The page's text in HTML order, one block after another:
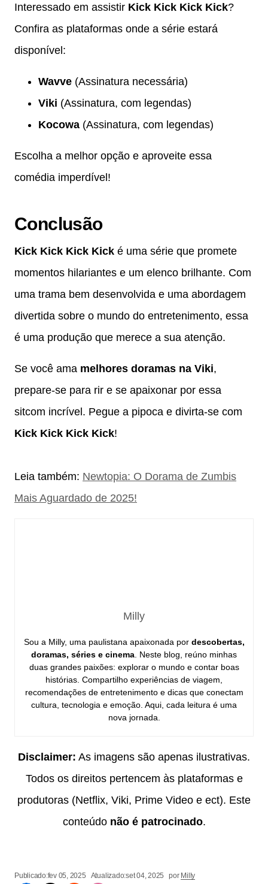
Interessado em assistir Kick Kick Kick Kick?
Confira as plataformas onde a série estará
disponível:
Wavve (Assinatura necessária)
Viki (Assinatura, com legendas)
Kocowa (Assinatura, com legendas)
Escolha a melhor opção e aproveite essa
comédia imperdível!
Conclusão
Kick Kick Kick Kick é uma série que promete
momentos hilariantes e um elenco brilhante. Com
uma trama bem desenvolvida e uma abordagem
divertida sobre o mundo do entretenimento, essa
é uma produção que merece a sua atenção.
Se você ama melhores doramas na Viki,
prepare-se para rir e se apaixonar por essa
sitcom incrível. Pegue a pipoca e divirta-se com
Kick Kick Kick Kick!
Leia também: Newtopia: O Dorama de Zumbis
Mais Aguardado de 2025!
Milly
Sou a Milly, uma paulistana apaixonada por descobertas,
doramas, séries e cinema . Neste blog, reúno minhas
duas grandes paixões: explorar o mundo e contar boas
histórias. Compartilho experiências de viagem,
recomendações de entretenimento e dicas que conectam
cultura, tecnologia e emoção. Aqui, cada leitura é uma
nova jornada.
Disclaimer: As imagens são apenas ilustrativas.
Todos os direitos pertencem às plataformas e
produtoras (Netflix, Viki, Prime Video e ect). Este
conteúdo não é patrocinado.
Publicado:fev 05, 2025 Atualizado:set 04, 2025 por Milly